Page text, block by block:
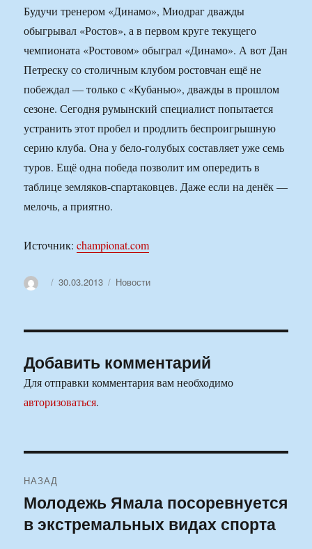
Будучи тренером «Динамо», Миодраг дважды
обыгрывал «Ростов», а в первом круге текущего
чемпионата «Ростовом» обыграл «Динамо». А вот Дан
Петреску со столичным клубом ростовчан ещё не
побеждал — только с «Кубанью», дважды в прошлом
сезоне. Сегодня румынский специалист попытается
устранить этот пробел и продлить беспроигрышную
серию клуба. Она у бело-голубых составляет уже семь
туров. Ещё одна победа позволит им опередить в
таблице земляков-спартаковцев. Даже если на денёк —
мелочь, а приятно.
Источник:championat.com
АвторОпубликовано
30.03.2013 Рубрики
Новости
Добавить комментарий
Для отправки комментария вам необходимо
авторизоваться.
по
записям
НАЗАД
Предыдущая
запись:
Молодежь Ямала посоревнуется
в экстремальных видах спорта